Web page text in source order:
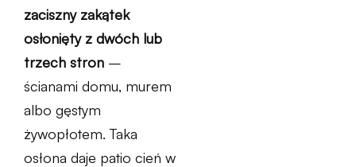
zaciszny zakątek
osłonięty z dwóch lub
trzech stron –
ścianami domu, murem
albo gęstym
żywopłotem. Taka
osłona daje patio cień w